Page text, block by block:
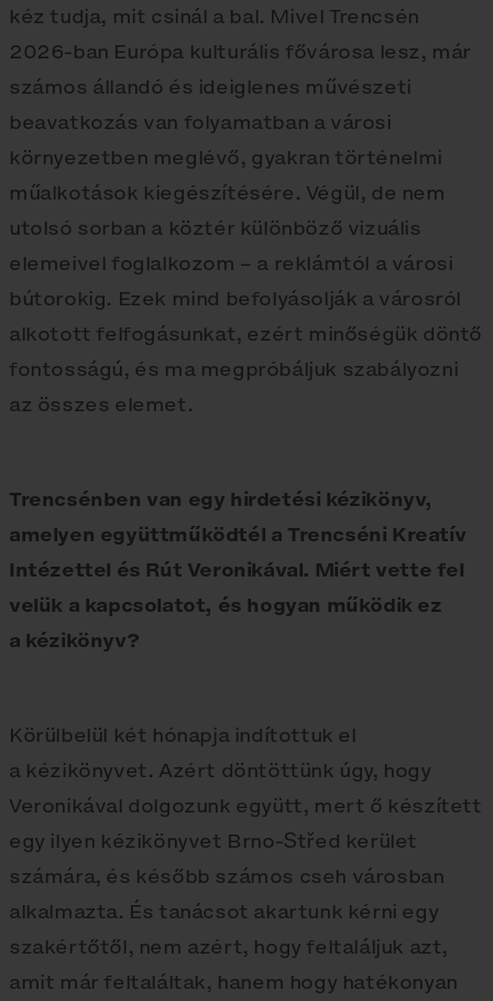
kéz tudja, mit csinál a bal. Mivel Trencsén
2026-ban Európa kulturális fővárosa lesz, már
számos állandó és ideiglenes művészeti
beavatkozás van folyamatban a városi
környezetben meglévő, gyakran történelmi
műalkotások kiegészítésére. Végül, de nem
utolsó sorban a köztér különböző vizuális
elemeivel foglalkozom – a reklámtól a városi
bútorokig. Ezek mind befolyásolják a városról
alkotott felfogásunkat, ezért minőségük döntő
fontosságú, és ma megpróbáljuk szabályozni
az összes elemet.
Trencsénben van egy hirdetési kézikönyv,
amelyen együttműködtél a Trencséni Kreatív
Intézettel és Rút Veronikával. Miért vette fel
velük a kapcsolatot, és hogyan működik ez
a kézikönyv?
Körülbelül két hónapja indítottuk el
a kézikönyvet. Azért döntöttünk úgy, hogy
Veronikával dolgozunk együtt, mert ő készített
egy ilyen kézikönyvet Brno-Střed kerület
számára, és később számos cseh városban
alkalmazta. És tanácsot akartunk kérni egy
szakértőtől, nem azért, hogy feltaláljuk azt,
amit már feltaláltak, hanem hogy hatékonyan